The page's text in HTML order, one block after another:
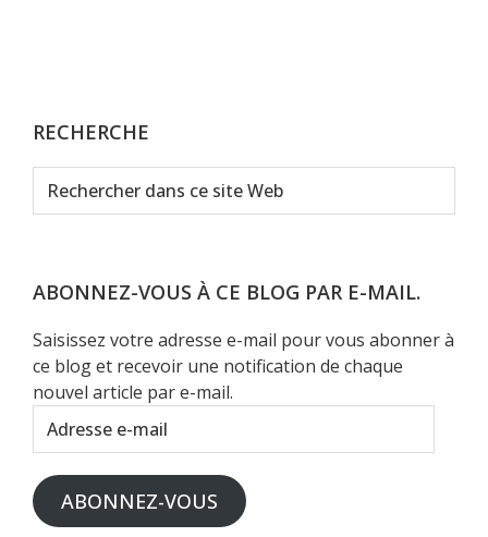
RECHERCHE
Rechercher
dans
Web
ABONNEZ-VOUS À CE BLOG PAR E-MAIL.
Saisissez votre adresse e-mail pour vous abonner à
ce blog et recevoir une notification de chaque
nouvel article par e-mail.
Adresse
e-
mail
ABONNEZ-VOUS